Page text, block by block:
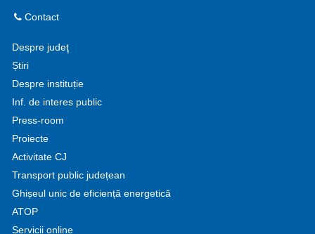
Contact
Despre judeţ
Știri
Despre instituție
Inf. de interes public
Press-room
Proiecte
Activitate CJ
Transport public județean
Ghișeul unic de eficiență energetică
ATOP
Servicii online